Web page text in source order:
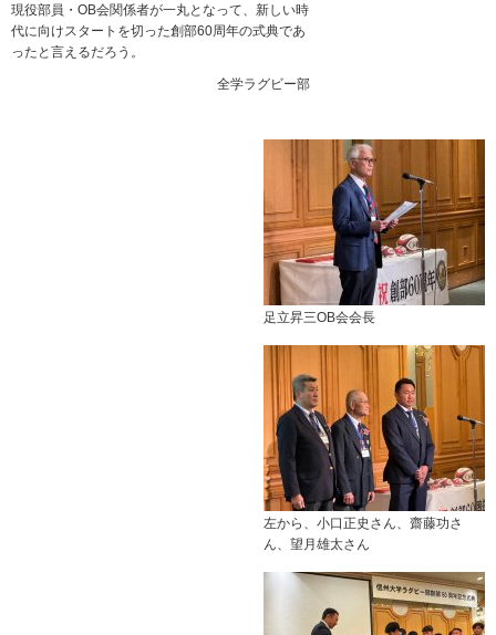
現役部員・OB会関係者が一丸となって、新しい時
代に向けスタートを切った創部60周年の式典であ
ったと言えるだろう。
全学ラグビー部
足立昇三OB会会長
左から、小口正史さん、齋藤功さ
ん、望月雄太さん